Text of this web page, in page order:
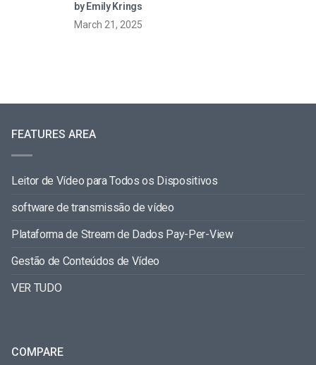
by Emily Krings
March 21, 2025
FEATURES AREA
Leitor de Vídeo para Todos os Dispositivos
software de transmissão de vídeo
Plataforma de Stream de Dados Pay-Per-View
Gestão de Conteúdos de Vídeo
VER TUDO
COMPARE